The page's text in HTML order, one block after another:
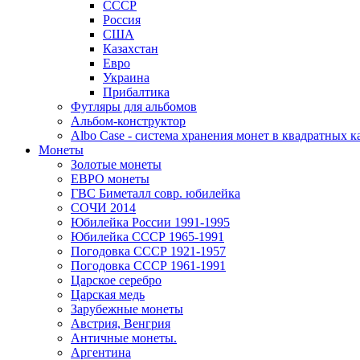
СССР
Россия
США
Казахстан
Евро
Украина
Прибалтика
Футляры для альбомов
Альбом-конструктор
Albo Case - система хранения монет в квадратных
Монеты
Золотые монеты
ЕВРО монеты
ГВС Биметалл совр. юбилейка
СОЧИ 2014
Юбилейка России 1991-1995
Юбилейка СССР 1965-1991
Погодовка СССР 1921-1957
Погодовка СССР 1961-1991
Царское серебро
Царская медь
Зарубежные монеты
Австрия, Венгрия
Античные монеты.
Аргентина